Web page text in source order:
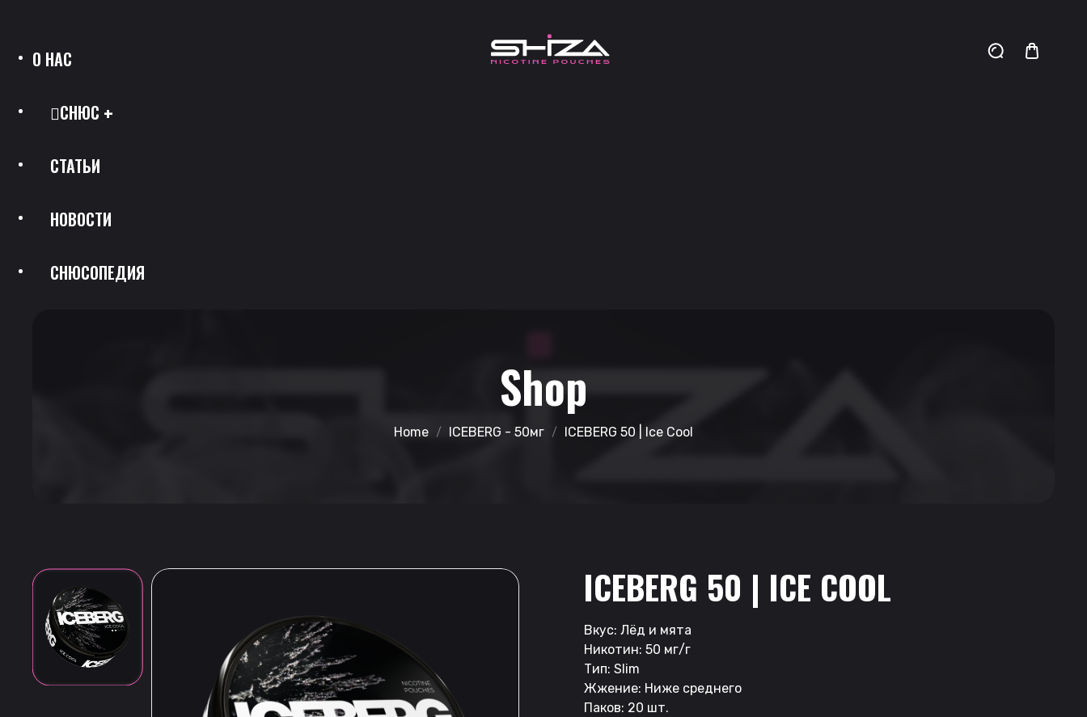
О НАС
СНЮС
СТАТЬИ
НОВОСТИ
СНЮСОПЕДИЯ
Shop
Home ICEBERG - 50мг ICEBERG 50 | Ice Cool
ICEBERG 50 | ICE COOL
Вкус: Лёд и мята
Никотин: 50 мг/г
Тип: Slim
Жжение: Ниже среднего
Паков: 20 шт.